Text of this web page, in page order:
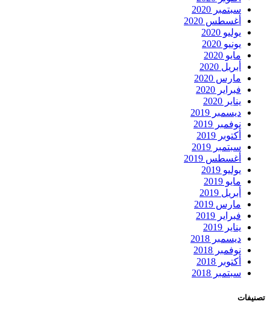
سبتمبر 2020
أغسطس 2020
يوليو 2020
يونيو 2020
مايو 2020
أبريل 2020
مارس 2020
فبراير 2020
يناير 2020
ديسمبر 2019
نوفمبر 2019
أكتوبر 2019
سبتمبر 2019
أغسطس 2019
يوليو 2019
مايو 2019
أبريل 2019
مارس 2019
فبراير 2019
يناير 2019
ديسمبر 2018
نوفمبر 2018
أكتوبر 2018
سبتمبر 2018
تصنيفات